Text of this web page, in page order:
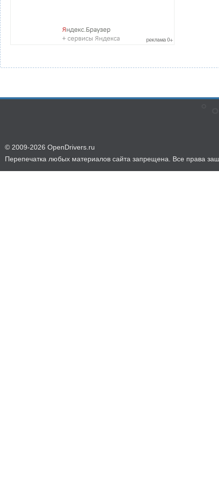
© 2009-2026 OpenDrivers.ru
Перепечатка любых материалов сайта запрещена. Все права